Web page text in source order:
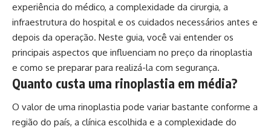
experiência do médico, a complexidade da cirurgia, a
infraestrutura do hospital e os cuidados necessários antes e
depois da operação. Neste guia, você vai entender os
principais aspectos que influenciam no preço da rinoplastia
e como se preparar para realizá-la com segurança.
Quanto custa uma rinoplastia em média?
O valor de uma rinoplastia pode variar bastante conforme a
região do país, a clínica escolhida e a complexidade do